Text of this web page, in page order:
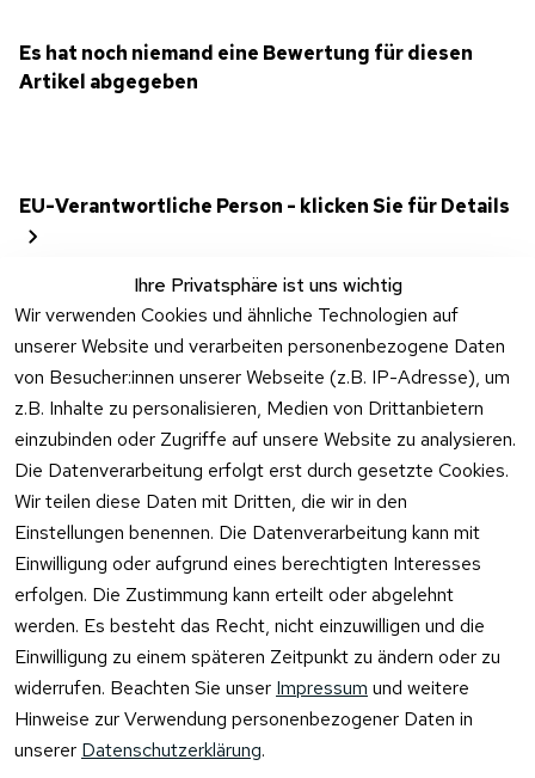
Es hat noch niemand eine Bewertung für diesen
Artikel abgegeben
EU-Verantwortliche Person - klicken Sie für Details
Ihre Privatsphäre ist uns wichtig
Wir verwenden Cookies und ähnliche Technologien auf
unserer Website und verarbeiten personenbezogene Daten
von Besucher:innen unserer Webseite (z.B. IP-Adresse), um
z.B. Inhalte zu personalisieren, Medien von Drittanbietern
einzubinden oder Zugriffe auf unsere Website zu analysieren.
Die Datenverarbeitung erfolgt erst durch gesetzte Cookies.
Wir teilen diese Daten mit Dritten, die wir in den
Einstellungen benennen. Die Datenverarbeitung kann mit
Einwilligung oder aufgrund eines berechtigten Interesses
erfolgen. Die Zustimmung kann erteilt oder abgelehnt
werden. Es besteht das Recht, nicht einzuwilligen und die
Einwilligung zu einem späteren Zeitpunkt zu ändern oder zu
widerrufen. Beachten Sie unser Impressum und weitere
Hinweise zur Verwendung personenbezogener Daten in
unserer Datenschutzerklärung.
Rechtliches
AGB
Impressum
Datenschutzer
klärung
Barrierefreiheit
serklärung
Kontakt
Kontakt
Registrieren